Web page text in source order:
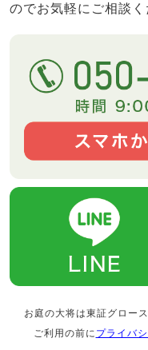
のでお気軽にご相談く
お庭の大将は東証グロー
ご利用の前に プライバ